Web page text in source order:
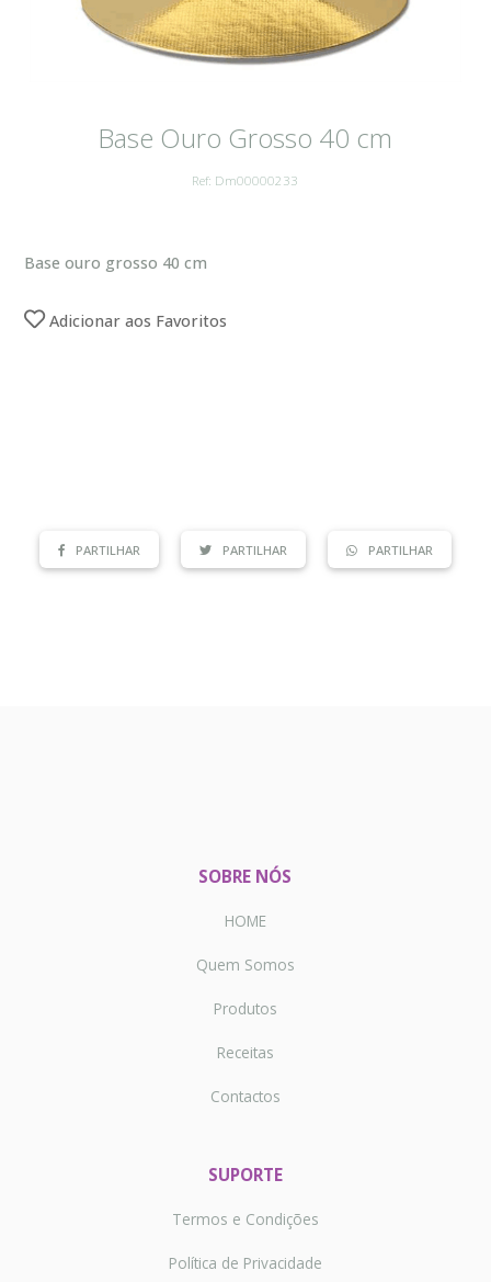
Base Ouro Grosso 40 cm
Ref: Dm00000233
Base ouro grosso 40 cm
Adicionar aos Favoritos
PARTILHAR PARTILHAR PARTILHAR
SOBRE NÓS
HOME
Quem Somos
Produtos
Receitas
Contactos
SUPORTE
Termos e Condições
Política de Privacidade